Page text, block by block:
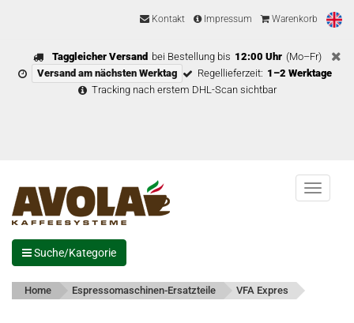
Kontakt Impressum Warenkorb
Taggleicher Versand bei Bestellung bis 12:00 Uhr (Mo–Fr)
Versand am nächsten Werktag
Regellieferzeit: 1–2 Werktage
Tracking nach erstem DHL-Scan sichtbar
Menu
Suche/Kategorie
Home Espressomaschinen-Ersatzteile VFA Expres